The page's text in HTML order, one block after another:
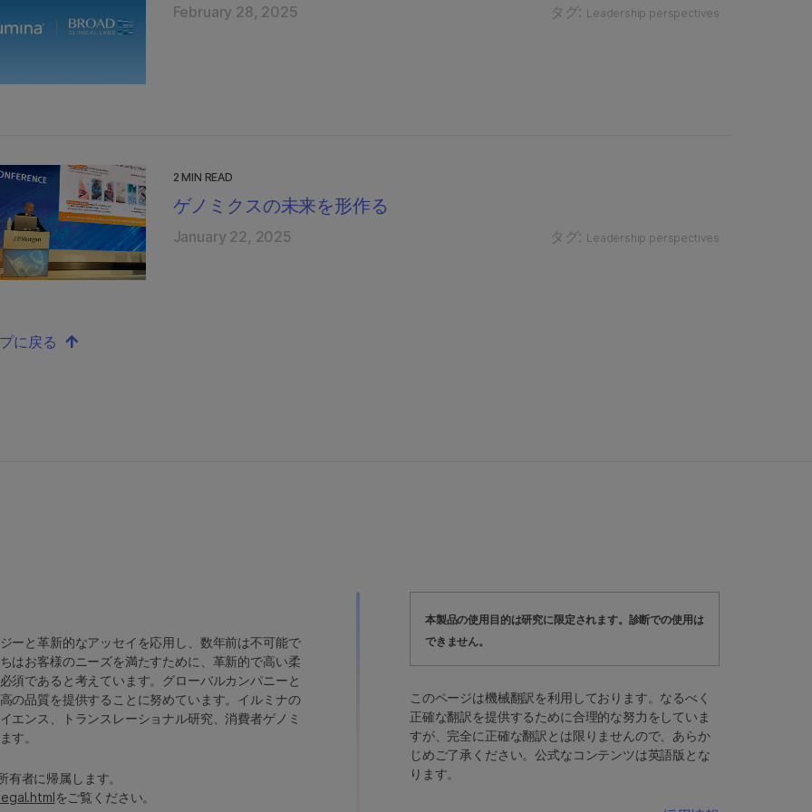
February 28, 2025 タグ: Leadership perspectives
2 MIN READ
ゲノミクスの未来を形作る
January 22, 2025 タグ: Leadership perspectives
に戻る
本製品の使用目的は研究に限定されます。診断での使用は
できません。
このページは機械翻訳を利用しております。なるべく
正確な翻訳を提供するために合理的な努力をしていま
すが、完全に正確な翻訳とは限りませんので、あらか
じめご了承ください。公式なコンテンツは英語版とな
ります。
ーと革新的なアッセイを応用し、数年前は不可能で
はお客様のニーズを満たすために、革新的で高い柔
須であると考えています。グローバルカンパニーと
の品質を提供することに努めています。イルミナの
エンス、トランスレーショナル研究、消費者ゲノミ
す。
者に帰属します。
をご覧ください。